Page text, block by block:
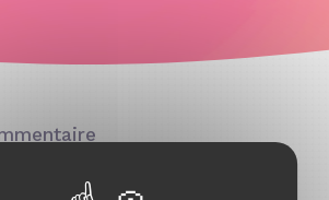
mail ne sera pas publiée.
sont indiqués avec